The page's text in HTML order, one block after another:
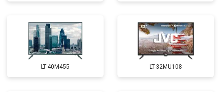
LT-40M455 LT-32MU108